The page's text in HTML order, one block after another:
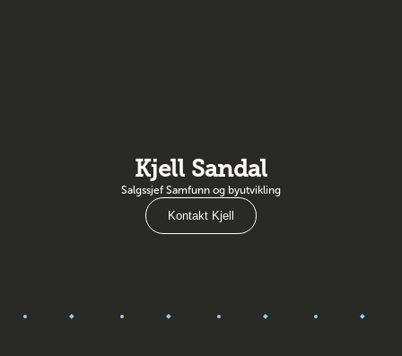
Kjell Sandal
Salgssjef Samfunn og byutvikling
Kontakt Kjell